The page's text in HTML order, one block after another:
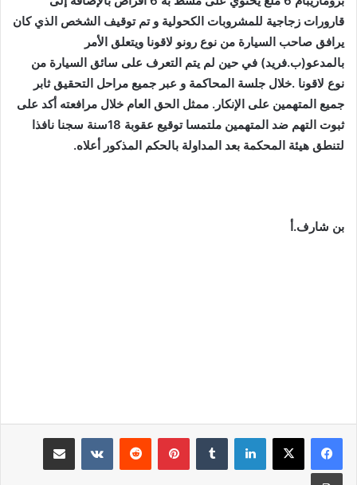
قارورات زجاجية للمشروبات الكحولية و تم توقيف الشخص الذي كان
يرافق صاحب السيارة من نوع رونو لاقونا ويتعلق الأمر
بالمدعو(ب.فريد) في حين لم يتم التعرف على سائق السيارة من
نوع لاقونا .خلال جلسة المحاكمة و عبر جميع مراحل التحقيق ثابر
جميع المتهمين على الإنكار. ممثل الحق العام خلال مرافعته أكد على
ثبوت التهم ضد المتهمين ملتمسا توقيع عقوبة 18سنة سجنا نافذا
لتنطق هيئة المحكمة بعد المداولة بالحكم المذكور أعلاه.
بن شارف.أ
لينكدإن بينتيريست
طباعة